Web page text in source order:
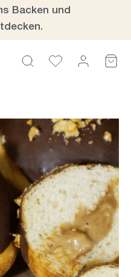
Backen und